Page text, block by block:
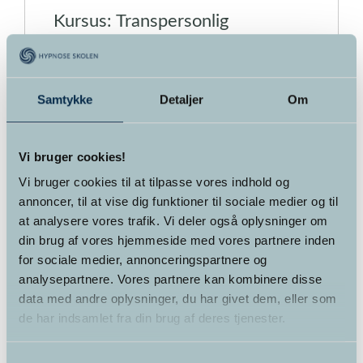
Samtykke Detaljer Om
Vi bruger cookies!
Vi bruger cookies til at tilpasse vores indhold og
annoncer, til at vise dig funktioner til sociale medier og til
at analysere vores trafik. Vi deler også oplysninger om
din brug af vores hjemmeside med vores partnere inden
for sociale medier, annonceringspartnere og
analysepartnere. Vores partnere kan kombinere disse
data med andre oplysninger, du har givet dem, eller som
de har indsamlet fra din brug af deres tjenester.
Kursus: Transpersonlig
Dette
flere
varianter.
Mulighederne
kan
vælges
på
varesiden
Detaljer